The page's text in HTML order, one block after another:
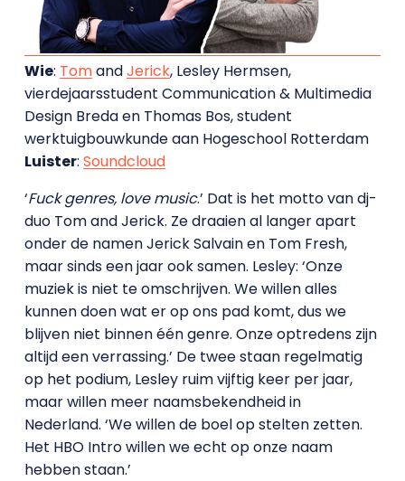
Wie: TomandJerick, Lesley Hermsen,
vierdejaarsstudent Communication & Multimedia
Design Breda en Thomas Bos, student
werktuigbouwkunde aan Hogeschool Rotterdam
Luister: Soundcloud
‘Fuck genres, love music.’ Dat is het motto van dj-
duo Tom and Jerick. Ze draaien al langer apart
onder de namen Jerick Salvain en Tom Fresh,
maar sinds een jaar ook samen. Lesley: ‘Onze
muziek is niet te omschrijven. We willen alles
kunnen doen wat er op ons pad komt, dus we
blijven niet binnen één genre. Onze optredens zijn
altijd een verrassing.’ De twee staan regelmatig
op het podium, Lesley ruim vijftig keer per jaar,
maar willen meer naamsbekendheid in
Nederland. ‘We willen de boel op stelten zetten.
Het HBO Intro willen we echt op onze naam
hebben staan.’